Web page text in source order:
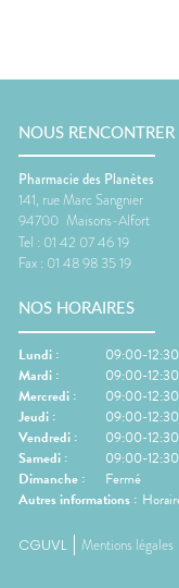
NOUS RENCONTRER
Pharmacie des Planètes
141, rue Marc Sangnier
94700 Maisons-Alfort
Tel : 01 42 07 46 19
Fax : 01 48 98 35 19
NOS HORAIRES
Lundi :
09:00-
Mardi :
09:00-
Mercredi :
09:00-
Jeudi :
09:00-
Vendredi :
09:00-
Samedi :
09:00-
Dimanche :
Fermé
Autres informations :
CGUVL Mentions légales